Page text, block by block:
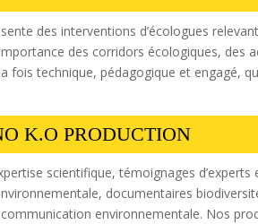
des interventions d’écologues
des corridors écologiques, des
technique, pédagogique et engagé,
K.O PRODUCTION
scientifique, témoignages
documentaires
environnementale. Nos